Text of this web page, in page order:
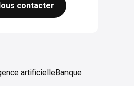
contacter
artificielleBanque